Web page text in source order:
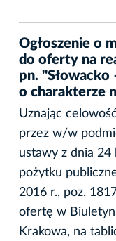
Ogłoszenie o
do oferty na
pn.
o charakterze
Uznając
przez w/w
ustawy z dnia 24
pożytku
2016 r., poz.
ofertę w
Krakowa, na